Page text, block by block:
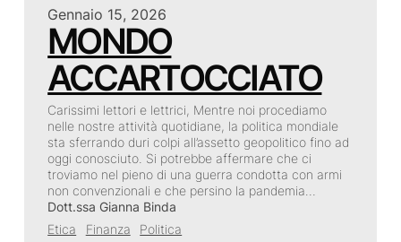
Gennaio 15, 2026
MONDO
ACCARTOCCIATO
Carissimi lettori e lettrici, Mentre noi procediamo
nelle nostre attività quotidiane, la politica mondiale
sta sferrando duri colpi all’assetto geopolitico fino ad
oggi conosciuto. Si potrebbe affermare che ci
troviamo nel pieno di una guerra condotta con armi
non convenzionali e che persino la pandemia…
Dott.ssa Gianna Binda
Etica
Finanza Politica